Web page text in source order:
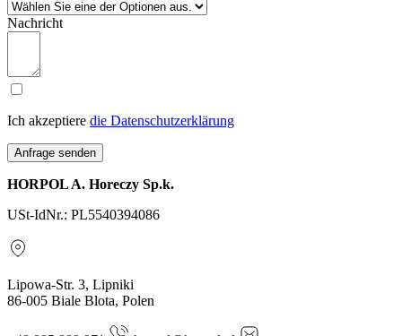
Nachricht
Ich akzeptiere die Datenschutzerklärung
Anfrage senden
HORPOL A. Horeczy Sp.k.
USt-IdNr.: PL5540394086
Lipowa-Str. 3, Lipniki
86-005 Biale Blota, Polen